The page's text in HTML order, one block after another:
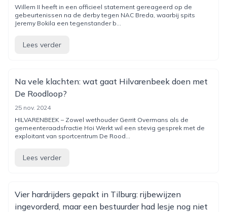
Willem II heeft in een officieel statement gereageerd op de
gebeurtenissen na de derby tegen NAC Breda, waarbij spits
Jeremy Bokila een tegenstander b...
Lees verder
Na vele klachten: wat gaat Hilvarenbeek doen met
De Roodloop?
25 nov. 2024
HILVARENBEEK – Zowel wethouder Gerrit Overmans als de
gemeenteraadsfractie Hoi Werkt wil een stevig gesprek met de
exploitant van sportcentrum De Rood...
Lees verder
Vier hardrijders gepakt in Tilburg: rijbewijzen
ingevorderd, maar een bestuurder had lesje nog niet